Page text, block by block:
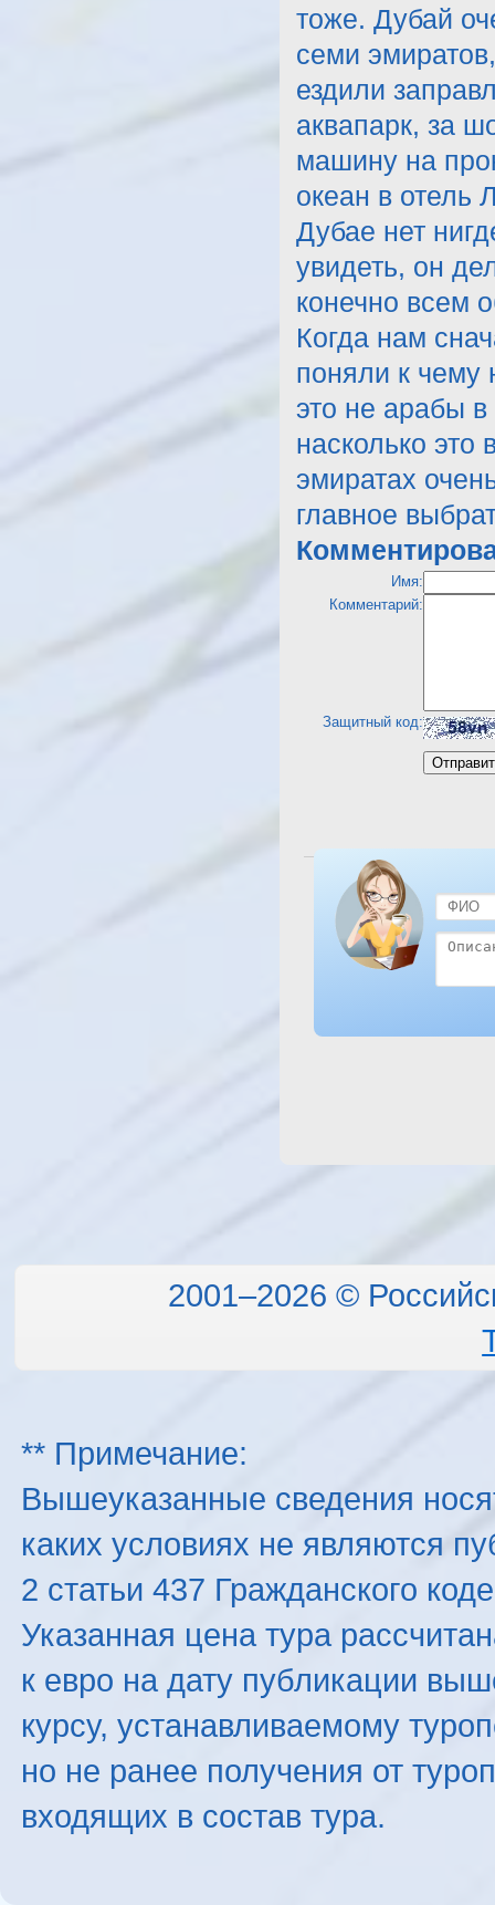
тоже. Дубай
семи
ездили
аквапарк, за
машину на
океан в отель
Дубае нет
увидеть, он
конечно всем
Когда нам
поняли к чему
это не арабы в
насколько
эмиратах
главное
Имя:
Комментарий:
Защитный код:
Посмотреть отель
2001–2026 ©
** Примечание:
Вышеуказанные сведения
каких условиях не являются
2 статьи 437 Гражданского
Указанная цена тура
к евро на дату публикации
курсу, устанавливаемому
но не ранее получения от
входящих в состав тура.